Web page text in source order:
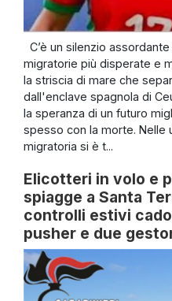
C’è un silenzio
migratorie più disperate e
la striscia di mare che
dall'enclave spagnola di
la speranza di un futuro
spesso con la morte. Nelle
migratoria si è t...
Elicotteri in volo e
spiagge a Santa
controlli estivi
pusher e due